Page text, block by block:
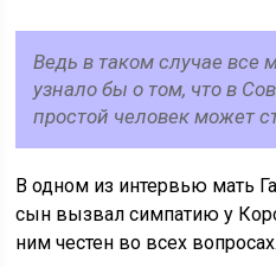
Ведь в таком случае все
узнало бы о том, что в
простой человек может
В одном из интервью мать
сын вызвал симпатию у
ним честен во всех вопросах.